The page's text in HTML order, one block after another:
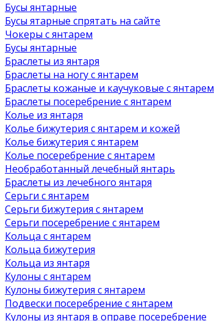
Бусы янтарные
Бусы ятарные спрятать на сайте
Чокеры с янтарем
Бусы янтарные
Браслеты из янтаря
Браслеты на ногу с янтарем
Браслеты кожаные и каучуковые с янтарем
Браслеты посеребрение с янтарем
Колье из янтаря
Колье бижутерия с янтарем и кожей
Колье бижутерия с янтарем
Колье посеребрение с янтарем
Необработанный лечебный янтарь
Браслеты из лечебного янтаря
Серьги с янтарем
Серьги бижутерия с янтарем
Серьги посеребрение с янтарем
Кольца с янтарем
Кольца бижутерия
Кольца из янтаря
Кулоны с янтарем
Кулоны бижутерия с янтарем
Подвески посеребрение с янтарем
Кулоны из янтаря в оправе посеребрение